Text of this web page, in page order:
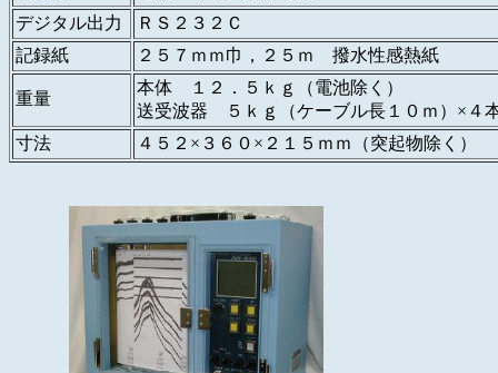
デジタル出力
ＲＳ２３２Ｃ
記録紙
２５７ｍｍ巾，２５ｍ 撥水性感熱紙
重量
本体 １２．５ｋｇ（電池除く）
送受波器 ５ｋｇ（ケーブル長１０ｍ）×４
寸法
４５２×３６０×２１５ｍｍ（突起物除く）